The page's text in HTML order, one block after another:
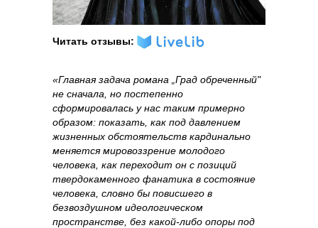
Читать отзывы:
«Главная задача романа „Град обреченный"
не сначала, но постепенно
сформировалась у нас таким примерно
образом: показать, как под давлением
жизненных обстоятельств кардинально
меняется мировоззрение молодого
человека, как переходит он с позиций
твердокаменного фанатика в состояние
человека, словно бы повисшего в
безвоздушном идеологическом
пространстве, без какой‑либо опоры под